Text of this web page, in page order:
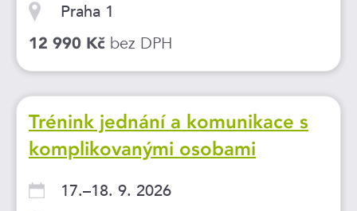
Praha 1
12 990 Kč bez DPH
Trénink jednání a komunikace s
komplikovanými osobami
17.–18. 9. 2026